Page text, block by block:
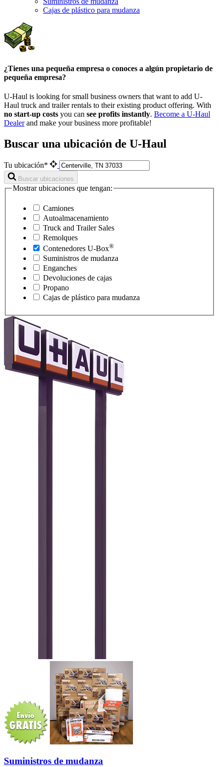
Cajas de plástico para mudanza
¿Tienes una pequeña empresa o conoces a algún propietario de
pequeña empresa?
U-Haul is looking for small business owners that want to add U-
Haul truck and trailer rentals to their existing product offering. With
no start-up costs you can see profits instantly. Become a U-Haul
Dealerand make your business more profitable!
Buscar una ubicación de U-Haul
Tu ubicación*
Buscar ubicaciones
Mostrar ubicaciones que tengan:
Camiones
Autoalmacenamiento
Truck and Trailer Sales
Remolques
Contenedores U-Box®
Suministros de mudanza
Enganches
Devoluciones de cajas
Propano
Cajas de plástico para mudanza
Suministros de mudanza